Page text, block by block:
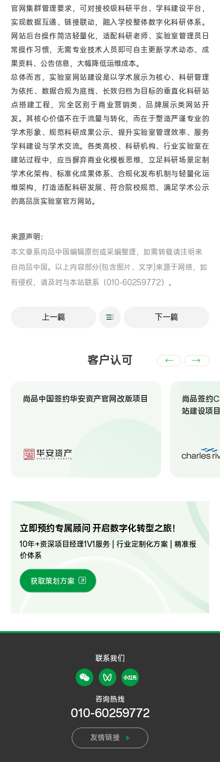
官网集群管理要求，可对接校级科研平台、学科建设平台，
实现数据互通、链接联动，融入学校整体数字化科研体系。
网站后台操作简洁轻量化，适配科研老师、实验室管理员日
常操作习惯，无需专业技术人员即可自主更新学术动态、成
果资料、公告信息，大幅降低运维成本。
总体而言，实验室网站建设是以学术展示为核心、科研管理
为依托、数据合规为底线、长效归档为目标的垂直化科研站
点搭建工程，完全区别于商业营销类、品牌展示类网站开
发。其核心价值不在于流量与转化，而在于塑造严谨专业的
学术形象、规范科研成果公示、提升实验室管理效率、服务
学科建设与学术交流。各类高校、科研机构、行业实验室在
建站过程中，应当摒弃商业化模板思维，立足科研场景定制
学术化架构、标准化成果体系、合规化发布机制与轻量化运
维架构，打造适配科研发展、符合院校规范、满足学术公示
的高品质实验室官方网站。
来源声明：
本文章系尚品中国编辑原创或采编整理，如需转载请注明来
自尚品中国。以上内容部分(包含图片、文字)来源于网络，如
有侵权，请及时与本站联系（010-60259772）。
上一篇 下一篇
客户认可
尚品中国签约华安资产官网改版项目
尚品签约
站建设项
立即预约专属顾问 开启数字化转型之旅！
10年+资深项目经理1V1服务 | 行业定制化方案 | 精准报
价体系
获取策划方案
联系我们
咨询热线
010-60259772
友情链接